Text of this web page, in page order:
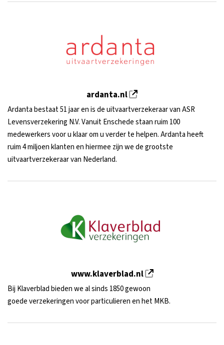
ardanta.nl
Ardanta bestaat 51 jaar en is de uitvaartverzekeraar van ASR
Levensverzekering N.V. Vanuit Enschede staan ruim 100
medewerkers voor u klaar om u verder te helpen. Ardanta heeft
ruim 4 miljoen klanten en hiermee zijn we de grootste
uitvaartverzekeraar van Nederland.
www.klaverblad.nl
Bij Klaverblad bieden we al sinds 1850 gewoon
goede verzekeringen voor particulieren en het MKB.